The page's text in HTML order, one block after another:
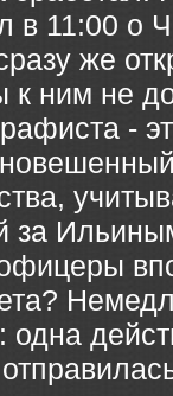
в 11:00 о
же
к ним не
-
за
одна